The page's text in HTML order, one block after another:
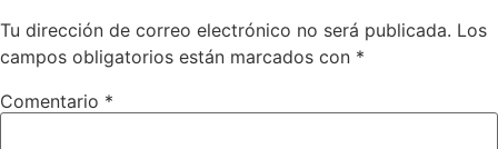
Tu dirección de correo electrónico no será publicada. Los
campos obligatorios están marcados con *
Comentario *